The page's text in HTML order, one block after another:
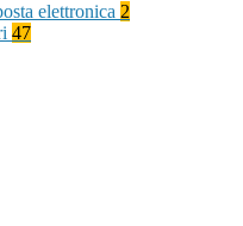
elettronica 2
47